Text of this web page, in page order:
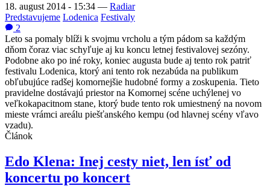
18. august 2014 - 15:34 — Radiar
Predstavujeme Lodenica Festivaly
2
Leto sa pomaly blíži k svojmu vrcholu a tým pádom sa každým
dňom čoraz viac schyľuje aj ku koncu letnej festivalovej sezóny.
Podobne ako po iné roky, koniec augusta bude aj tento rok patriť
festivalu Lodenica, ktorý ani tento rok nezabúda na publikum
obľubujúce radšej komornejšie hudobné formy a zoskupenia. Tieto
pravidelne dostávajú priestor na Komornej scéne uchýlenej vo
veľkokapacitnom stane, ktorý bude tento rok umiestnený na novom
mieste vrámci areálu piešťanského kempu (od hlavnej scény vľavo
vzadu).
Článok
Edo Klena: Inej cesty niet, len ísť od
koncertu po koncert